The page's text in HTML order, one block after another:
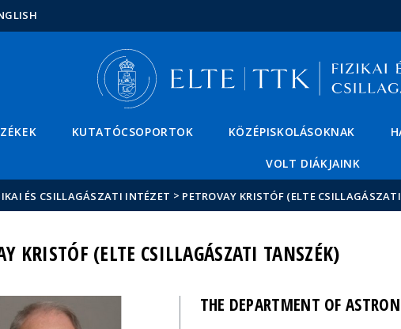
KUTATÓCSOPORTOK KÖZÉPISKOLÁSOKNAK
VOLT DIÁKJAINK
ÉS CSILLAGÁSZATI INTÉZET > PETROVAY KRISTÓF (ELTE
KRISTÓF (ELTE CSILLAGÁSZATI TANSZÉK)
THE DEPARTMENT OF